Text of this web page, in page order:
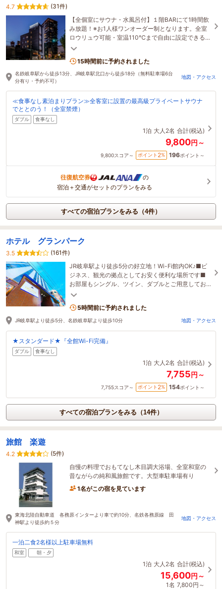
4.7
(31件)
【全個室にサウナ・水風呂付】１階BARにて1時間飲
み放題！※お1人様ワンオーダー制となります。全室
ロウリュウ可能・室温110℃まで自由に設定できるサ
ウナと、水風呂用チラーを完備！屋上には外気浴あ
15時間前に予約されました
名鉄岐阜駅から徒歩13分、JR岐阜駅北口から徒歩18分（無料駐車場6台
分有り・予約不可）
地図・アクセス
≪食事なし素泊まりプラン≫全客室に設置の最高級プライベートサウナ
でととのう！（全室禁煙）
ダブル 食事なし
1泊 大人2名 合計(税込)
9,800円～
9,800スコア～ ポイント 2% 196ポイント～
往復航空券
の
宿泊＋交通がセットのプランをみる
すべての宿泊プランをみる（4件）
ホテル グランパーク
3.5
(161件)
JR岐阜駅より徒歩5分の好立地！Wi-Fi館内OK♪■ビ
ジネス、観光の拠点としてお安く便利な場所です■
お部屋もシングル、ツイン、ダブルとご用意してお
ります■全館禁煙！！■
5時間前に予約されました
JR岐阜駅より徒歩5分、名鉄岐阜駅より徒歩10分 地図・アクセス
★スタンダード★『全館Wi-Fi完備』
ダブル 食事なし
1泊 大人2名 合計(税込)
7,755円～
7,755スコア～ ポイント 2% 154ポイント～
すべての宿泊プランをみる（14件）
旅館 楽遊
4.2
(5件)
自慢の料理でおもてなし木目調大浴場、全室和室の
昔ながらの純和風旅館です。大型車駐車場有り
1名がこの宿を見ています
東海北陸自動車道 各務原インターより車で約10分、名鉄各務原線 田
神駅より徒歩約５分
地図・アクセス
一泊二食2名様以上駐車場無料
和室 朝・夕
1泊 大人2名 合計(税込)
15,600円～
1名 7,800円～